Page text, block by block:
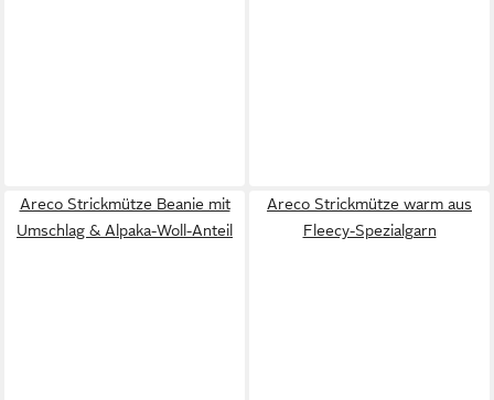
Areco Strickmütze Beanie mit
Umschlag & Alpaka-Woll-Anteil
Areco Strickmütze warm aus
Fleecy-Spezialgarn